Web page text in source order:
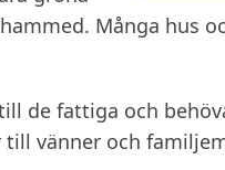
Många hus
de fattiga och
vänner och